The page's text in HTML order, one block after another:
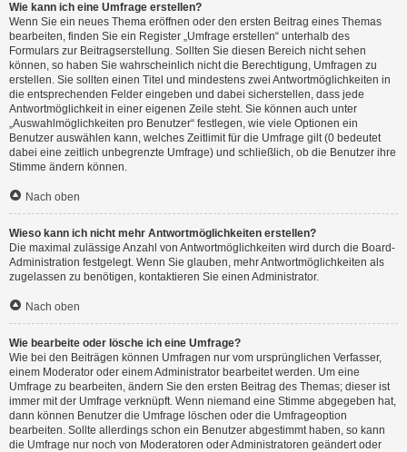
Wie kann ich eine Umfrage erstellen?
Wenn Sie ein neues Thema eröffnen oder den ersten Beitrag eines Themas
bearbeiten, finden Sie ein Register „Umfrage erstellen“ unterhalb des
Formulars zur Beitragserstellung. Sollten Sie diesen Bereich nicht sehen
können, so haben Sie wahrscheinlich nicht die Berechtigung, Umfragen zu
erstellen. Sie sollten einen Titel und mindestens zwei Antwortmöglichkeiten in
die entsprechenden Felder eingeben und dabei sicherstellen, dass jede
Antwortmöglichkeit in einer eigenen Zeile steht. Sie können auch unter
„Auswahlmöglichkeiten pro Benutzer“ festlegen, wie viele Optionen ein
Benutzer auswählen kann, welches Zeitlimit für die Umfrage gilt (0 bedeutet
dabei eine zeitlich unbegrenzte Umfrage) und schließlich, ob die Benutzer ihre
Stimme ändern können.
Nach oben
Wieso kann ich nicht mehr Antwortmöglichkeiten erstellen?
Die maximal zulässige Anzahl von Antwortmöglichkeiten wird durch die Board-
Administration festgelegt. Wenn Sie glauben, mehr Antwortmöglichkeiten als
zugelassen zu benötigen, kontaktieren Sie einen Administrator.
Nach oben
Wie bearbeite oder lösche ich eine Umfrage?
Wie bei den Beiträgen können Umfragen nur vom ursprünglichen Verfasser,
einem Moderator oder einem Administrator bearbeitet werden. Um eine
Umfrage zu bearbeiten, ändern Sie den ersten Beitrag des Themas; dieser ist
immer mit der Umfrage verknüpft. Wenn niemand eine Stimme abgegeben hat,
dann können Benutzer die Umfrage löschen oder die Umfrageoption
bearbeiten. Sollte allerdings schon ein Benutzer abgestimmt haben, so kann
die Umfrage nur noch von Moderatoren oder Administratoren geändert oder